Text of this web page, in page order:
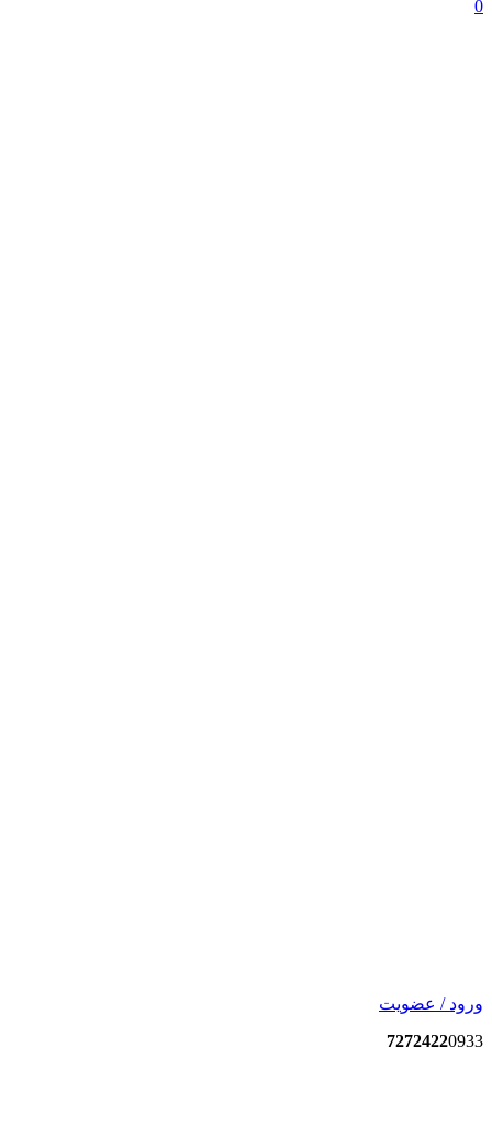
0
ورود / عضویت
72724220933